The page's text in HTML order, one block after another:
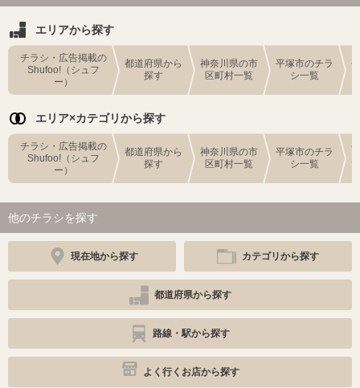
エリアから探す
チラシ・広告掲載の
Shufoo!（シュフ
ー）
都道府県から
探す
神奈川県の市
区町村一覧
平塚市のチラ
シ一覧
エリア×カテゴリから探す
チラシ・広告掲載の
Shufoo!（シュフ
ー）
都道府県から
探す
神奈川県の市
区町村一覧
平塚市のチラ
シ一覧
他のチラシを探す
現在地から探す カテゴリから探す
都道府県から探す
路線・駅から探す
よく行くお店から探す